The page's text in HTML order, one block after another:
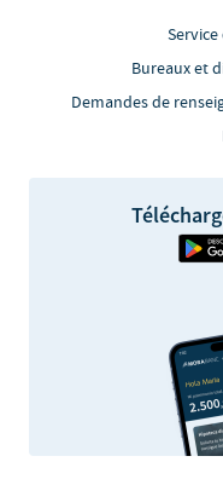
Bureaux et
Demandes de